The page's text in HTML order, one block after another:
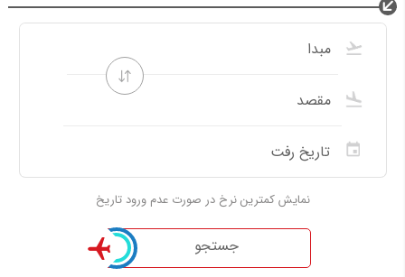
نمایش کمترین نرخ در صورت عدم ورود تاریخ
جستجو